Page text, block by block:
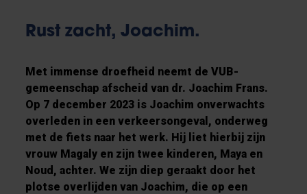
Rust zacht, Joachim.
Met immense droefheid neemt de VUB-
gemeenschap afscheid van dr. Joachim Frans.
Op 7 december 2023 is Joachim onverwachts
overleden in een verkeersongeval, onderweg
met de fiets naar het werk. Hij liet hierbij zijn
vrouw Magaly en zijn twee kinderen, Maya en
Noud, achter. We zijn diep geraakt door het
plotse overlijden van Joachim, die op een